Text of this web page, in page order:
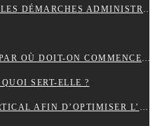
ABATTAGE D’ARBRE : QUELLES DÉMARCHES ADMINISTRATIVES ?
RÉNOVATION DE MAISON : PAR OÙ DOIT-ON COMMENCER ?
SERT-ELLE ?
AMÉNAGER UN JARDIN VERTICAL AFIN D’OPTIMISER L’UTILISATION DE L’ESPACE EXTÉRIEUR.